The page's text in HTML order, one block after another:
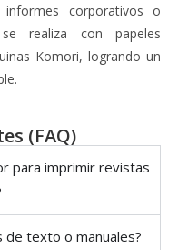
corporativos o
realiza con papeles
Komori, logrando un
(FAQ)
para imprimir revistas
de texto o manuales?